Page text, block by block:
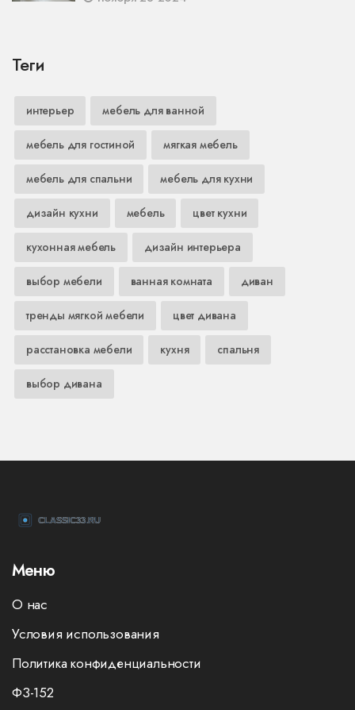
Теги
интерьер мебель для ванной
мебель для гостиной мягкая мебель
мебель для спальни мебель для кухни
дизайн кухни мебель цвет кухни
кухонная мебель дизайн интерьера
выбор мебели ванная комната диван
тренды мягкой мебели цвет дивана
расстановка мебели кухня спальня
выбор дивана
Меню
О нас
Условия использования
Политика конфиденциальности
ФЗ-152